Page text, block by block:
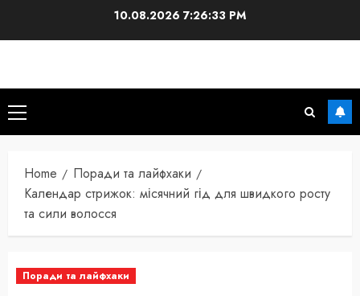
10.08.2026 7:26:34 PM
Primary
Menu
Home
Поради та лайфхаки
Календар стрижок: місячний гід для швидкого росту
та сили волосся
Поради та лайфхаки